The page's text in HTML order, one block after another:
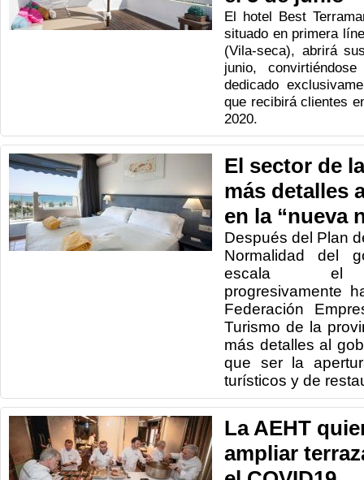
El hotel Best
situado en primera
(Vila-seca), abrirá
junio,
dedicado
que recibirá clientes
2020.
El sector de
más detalles
en la “nueva
Después del Plan
Normalidad del
escala el
progresivamente
Federación
Turismo de la
más detalles al
que ser la
turísticos y de
La AEHT
ampliar